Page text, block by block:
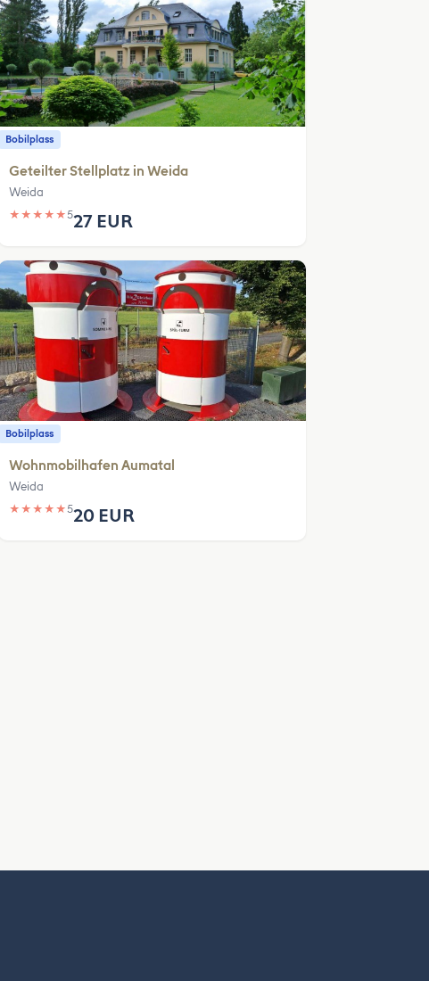
Bobilplass
Geteilter Stellplatz in Weida
Weida
★ ★ ★ ★ ★527 EUR
Bobilplass
Wohnmobilhafen Aumatal
Weida
★ ★ ★ ★ ★520 EUR